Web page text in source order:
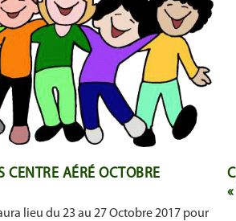
CENTRE AÉRÉ OCTOBRE
lieu du 23 au 27 Octobre 2017 pour